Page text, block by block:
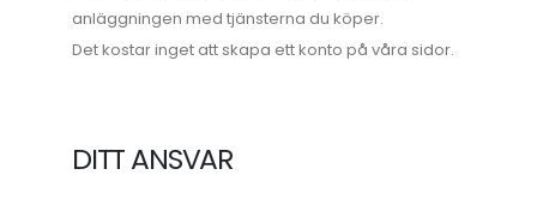
anläggningen med tjänsterna du köper.
Det kostar inget att skapa ett konto på våra sidor.
DITT ANSVAR